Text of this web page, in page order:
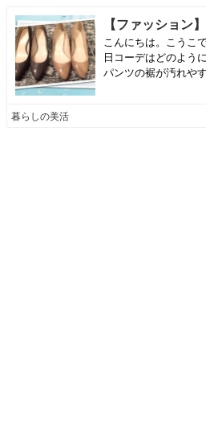
こんにちは。こうこ
日コーデはどのよう
パンツの裾が汚れや
暮らしの美活